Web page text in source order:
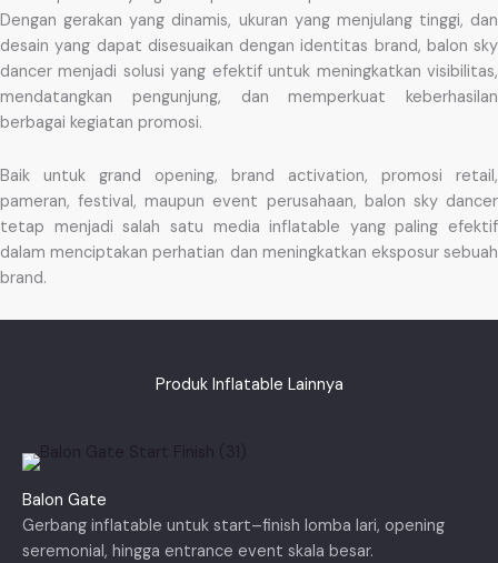
Dengan gerakan yang dinamis, ukuran yang menjulang tinggi, dan
desain yang dapat disesuaikan dengan identitas brand, balon sky
dancer menjadi solusi yang efektif untuk meningkatkan visibilitas,
mendatangkan pengunjung, dan memperkuat keberhasilan
berbagai kegiatan promosi.
Baik untuk grand opening, brand activation, promosi retail,
pameran, festival, maupun event perusahaan, balon sky dancer
tetap menjadi salah satu media inflatable yang paling efektif
dalam menciptakan perhatian dan meningkatkan eksposur sebuah
brand.
Produk Inflatable Lainnya
Balon Gate
Gerbang inflatable untuk start–finish lomba lari, opening
seremonial, hingga entrance event skala besar.